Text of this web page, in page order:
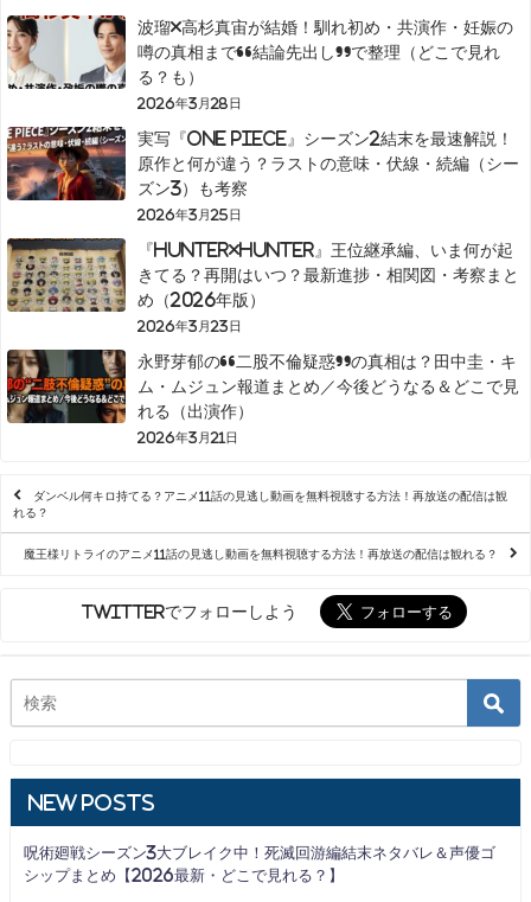
波瑠×高杉真宙が結婚！馴れ初め・共演作・妊娠の
噂の真相まで“結論先出し”で整理（どこで見れ
る？も）
2026年3月28日
実写『ONE PIECE』シーズン2結末を最速解説！
原作と何が違う？ラストの意味・伏線・続編（シー
ズン3）も考察
2026年3月25日
『HUNTER×HUNTER』王位継承編、いま何が起
きてる？再開はいつ？最新進捗・相関図・考察まと
め（2026年版）
2026年3月23日
永野芽郁の“二股不倫疑惑”の真相は？田中圭・キ
ム・ムジュン報道まとめ／今後どうなる＆どこで見
れる（出演作）
2026年3月21日
ダンベル何キロ持てる？アニメ11話の見逃し動画を無料視聴する方法！再放送の配信は観
れる？
魔王様リトライのアニメ11話の見逃し動画を無料視聴する方法！再放送の配信は観れる？
Twitterでフォローしよう
New Posts
呪術廻戦シーズン3大ブレイク中！死滅回游編結末ネタバレ＆声優ゴ
シップまとめ【2026最新・どこで見れる？】